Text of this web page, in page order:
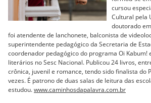
cursou
Cultural pela
doutorado
foi atendente de lanchonete, balconista de
superintendente pedagógico da Secretaria de
coordenador pedagógico do programa Oi Kabum!
literários no Sesc Nacional. Publicou 24 livros,
crônica, juvenil e romance, tendo sido finalista do
vezes. É patrono de duas salas de leitura das
estudou.www.caminhosdapalavra.com.br